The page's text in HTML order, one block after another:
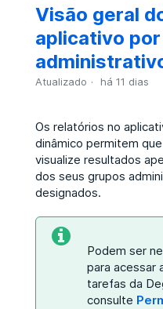
Visão geral
aplicativo
Atualizado há 11 dias
Os relatórios no
dinâmico permitem
visualize resultados
dos seus grupos
designados.
Podem ser
para acessar
tarefas da
consulte